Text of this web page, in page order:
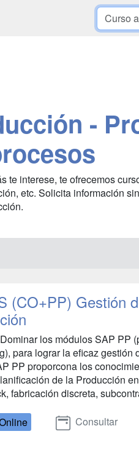
-
interese, te ofrecemos
etc. Solicita información
(CO+PP) Gestión
los módulos SAP PP
para lograr la eficaz gestión
PP proporcona los
de la Producción
fabricación discreta,
Consultar